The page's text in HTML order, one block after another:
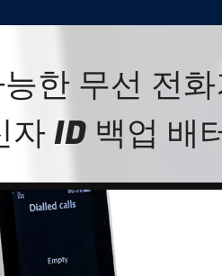
한 무선 전
자 ID 백업 배